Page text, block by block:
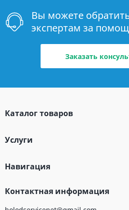
Вы можете
экспертам за
Заказать
Каталог товаров
Услуги
Навигация
Контактная информация